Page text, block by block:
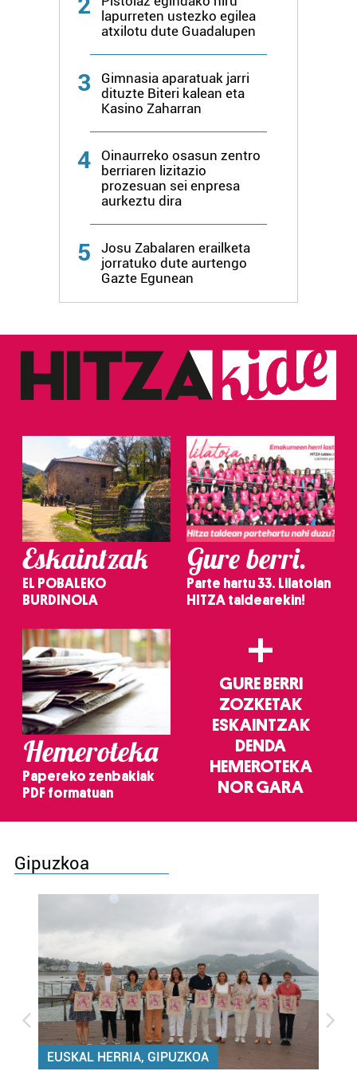
lapurreten ustezko egilea
atxilotu dute Guadalupen
3
Gimnasia aparatuak jarri
dituzte Biteri kalean eta
Kasino Zaharran
4
Oinaurreko osasun zentro
berriaren lizitazio
prozesuan sei enpresa
aurkeztu dira
5
Josu Zabalaren erailketa
jorratuko dute aurtengo
Gazte Egunean
Eskaintzak
EL POBALEKO
BURDINOLA
Gure berri.
Parte hartu 33. Lilatoian
HITZA taldearekin!
Hemeroteka
Papereko zenbakiak
PDF formatuan
+
GURE BERRI
ZOZKETAK
ESKAINTZAK
DENDA
HEMEROTEKA
NOR GARA
Gipuzkoa
EUSKAL HERRIA, GIPUZKOA